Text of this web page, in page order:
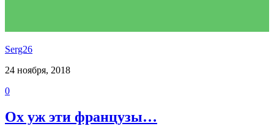
Serg26
24 ноября, 2018
0
Ох уж эти французы…